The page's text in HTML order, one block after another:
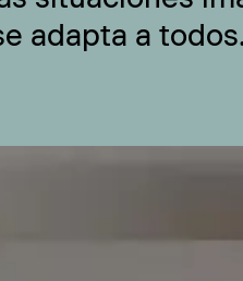
adapta a todos.